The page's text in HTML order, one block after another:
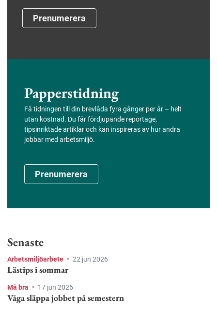
Prenumerera
Papperstidning
Få tidningen till din brevlåda fyra gånger per år – helt
utan kostnad. Du får fördjupande reportage,
tipsinriktade artiklar och kan inspireras av hur andra
jobbar med arbetsmiljö.
Prenumerera
Senaste
Arbetsmiljöarbete • 22 jun 2026
Lästips i sommar
Må bra • 17 jun 2026
Våga släppa jobbet på semestern